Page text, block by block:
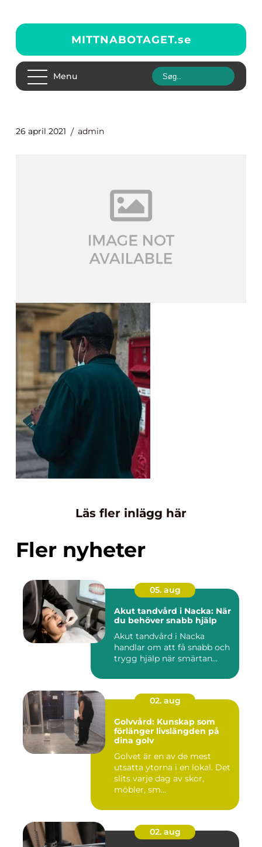
MITTNABOTAGET.se
Menu
26 april 2021 admin
Läs fler inlägg här
Fler nyheter
05. aug
Akut tandvård i Nacka: När
du behöver snabb hjälp
Akut tandvård i Nacka
handlar om att få snabb och
trygg hjälp när smärtan...
02. aug
Golvvård: Kunskap som
förlänger livslängden på
dina golv
Golvet är en av de mest
utsatta ytorna i en lokal. Det
slits varje dag av skor,
möbler, sm...
02. aug